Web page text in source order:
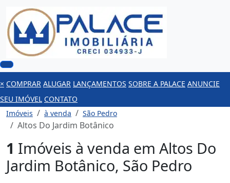
× COMPRAR ALUGAR LANÇAMENTOS SOBRE A PALACE ANUNCIE
SEU IMÓVEL CONTATO
Imóveis
à venda São Pedro
Altos Do Jardim Botânico
1 Imóveis à venda em Altos Do
Jardim Botânico, São Pedro